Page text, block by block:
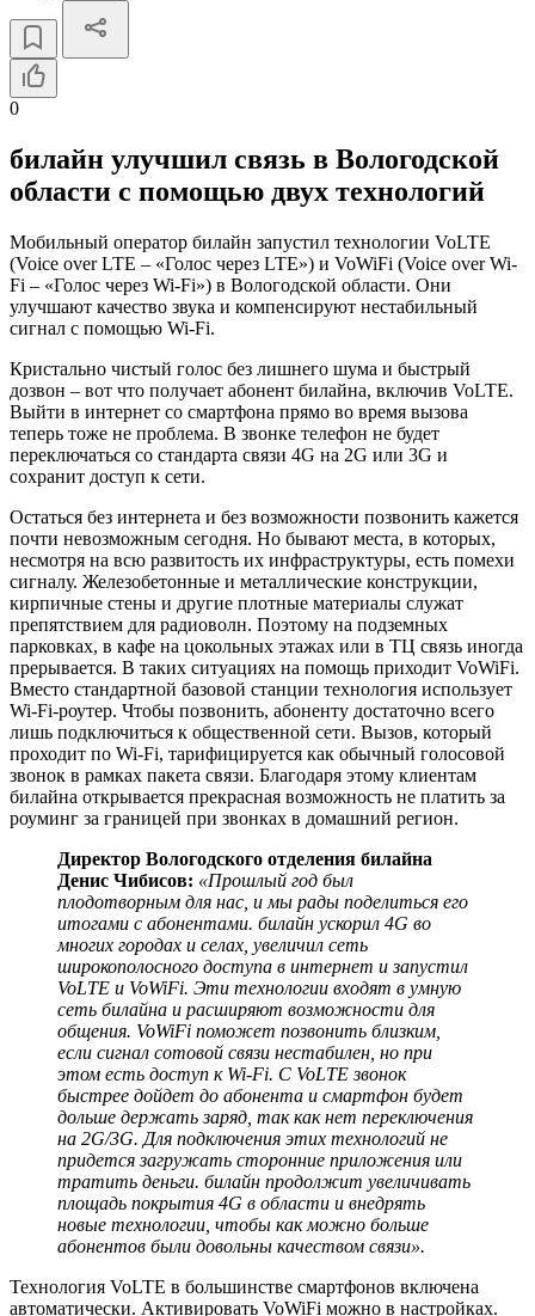
0
билайн улучшил связь в Вологодской
области с помощью двух технологий
Мобильный оператор билайн запустил технологии VoLTE
(Voice over LTE – «Голос через LTE») и VoWiFi (Voice over Wi-
Fi – «Голос через Wi-Fi») в Вологодской области. Они
улучшают качество звука и компенсируют нестабильный
сигнал с помощью Wi-Fi.
Кристально чистый голос без лишнего шума и быстрый
дозвон – вот что получает абонент билайна, включив VoLTE.
Выйти в интернет со смартфона прямо во время вызова
теперь тоже не проблема. В звонке телефон не будет
переключаться со стандарта связи 4G на 2G или 3G и
сохранит доступ к сети.
Остаться без интернета и без возможности позвонить кажется
почти невозможным сегодня. Но бывают места, в которых,
несмотря на всю развитость их инфраструктуры, есть помехи
сигналу. Железобетонные и металлические конструкции,
кирпичные стены и другие плотные материалы служат
препятствием для радиоволн. Поэтому на подземных
парковках, в кафе на цокольных этажах или в ТЦ связь иногда
прерывается. В таких ситуациях на помощь приходит VoWiFi.
Вместо стандартной базовой станции технология использует
Wi-Fi-роутер. Чтобы позвонить, абоненту достаточно всего
лишь подключиться к общественной сети. Вызов, который
проходит по Wi-Fi, тарифицируется как обычный голосовой
звонок в рамках пакета связи. Благодаря этому клиентам
билайна открывается прекрасная возможность не платить за
роуминг за границей при звонках в домашний регион.
Директор Вологодского отделения билайна
Денис Чибисов: «Прошлый год был
плодотворным для нас, и мы рады поделиться его
итогами с абонентами. билайн ускорил 4G во
многих городах и селах, увеличил сеть
широкополосного доступа в интернет и запустил
VoLTE и VoWiFi. Эти технологии входят в умную
сеть билайна и расширяют возможности для
общения. VoWiFi поможет позвонить близким,
если сигнал сотовой связи нестабилен, но при
этом есть доступ к Wi-Fi. С VoLTE звонок
быстрее дойдет до абонента и смартфон будет
дольше держать заряд, так как нет переключения
на 2G/3G. Для подключения этих технологий не
придется загружать сторонние приложения или
тратить деньги. билайн продолжит увеличивать
площадь покрытия 4G в области и внедрять
новые технологии, чтобы как можно больше
абонентов были довольны качеством связи».
Технология VoLTE в большинстве смартфонов включена
автоматически. Активировать VoWiFi можно в настройках.